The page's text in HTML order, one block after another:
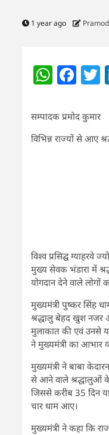
1 year ago
सम्पादक प्रमोद कुमार
विभिन्न राज्यों से आए
विश्व प्रसिद्घ ग्याहरवे
मुख्य सेवक भंडारा में
योगदान देने वाले लोगों
मुख्यमंत्री पुष्कर सिंह
श्रद्धालु बेहद खुश नजर
मुलाकात की एवं उनसे
ने मुख्यमंत्री का आभार
मुख्यमंत्री ने बाबा
से आने वाले श्रद्धालुओं के
जिससे करीब 35 दिन
चार धाम आए।
मुख्यमंत्री ने कहा कि